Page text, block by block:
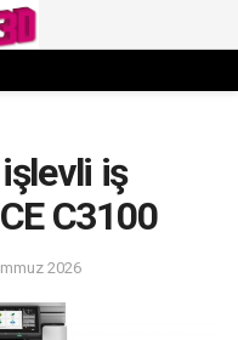
iş
C3100
2026